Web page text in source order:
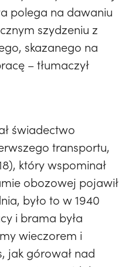
polega na dawaniu
szydzeniu z
skazanego na
– tłumaczył
świadectwo
transportu,
który wspominał
obozowej pojawił
było to w 1940
i brama była
wieczorem i
jak górował nad